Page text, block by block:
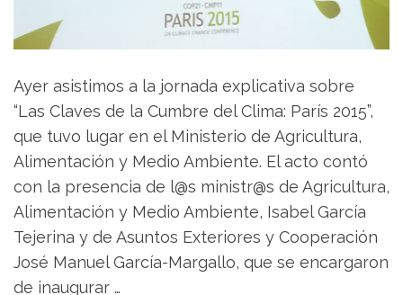
Ayer asistimos a la jornada explicativa sobre
“Las Claves de la Cumbre del Clima: París 2015”,
que tuvo lugar en el Ministerio de Agricultura,
Alimentación y Medio Ambiente. El acto contó
con la presencia de l@s ministr@s de Agricultura,
Alimentación y Medio Ambiente, Isabel García
Tejerina y de Asuntos Exteriores y Cooperación
José Manuel García-Margallo, que se encargaron
de inaugurar …